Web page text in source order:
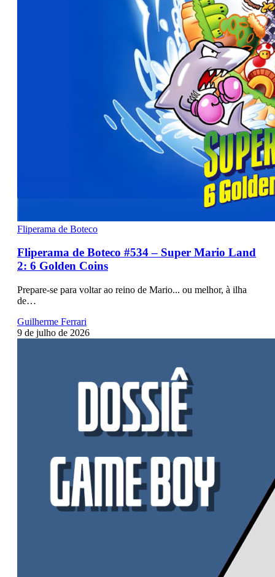
Fliperama de Boteco
Fliperama de Boteco #534 – Super Mario Land
2: 6 Golden Coins
Prepare-se para voltar ao reino de Mario... ou melhor, à ilha
de…
Guilherme Ferrari
9 de julho de 2026